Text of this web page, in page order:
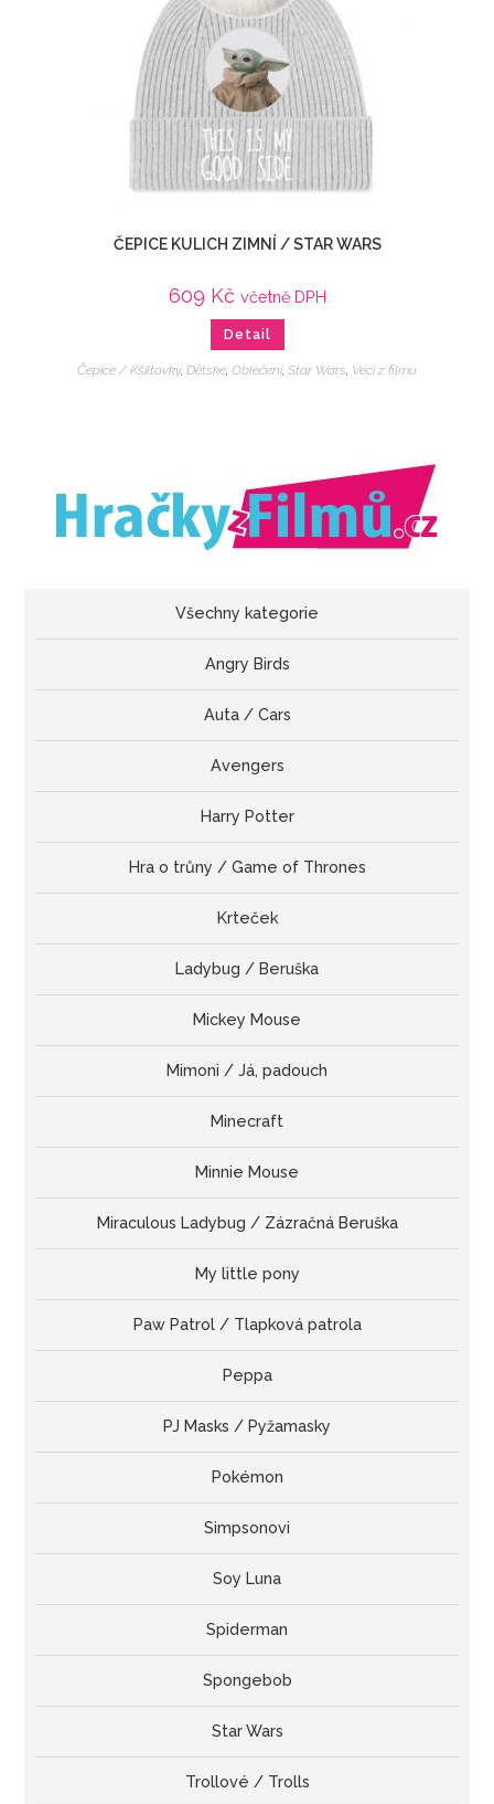
ČEPICE KULICH ZIMNÍ / STAR WARS
609 Kč včetně DPH
Detail
Čepice / Kšiltovky, Dětské, Oblečení, Star Wars, Veci z filmu
Všechny kategorie
Angry Birds
Auta / Cars
Avengers
Harry Potter
Hra o trůny / Game of Thrones
Krteček
Ladybug / Beruška
Mickey Mouse
Mimoni / Já, padouch
Minecraft
Minnie Mouse
Miraculous Ladybug / Zázračná Beruška
My little pony
Paw Patrol / Tlapková patrola
Peppa
PJ Masks / Pyžamasky
Pokémon
Simpsonovi
Soy Luna
Spiderman
Spongebob
Star Wars
Trollové / Trolls